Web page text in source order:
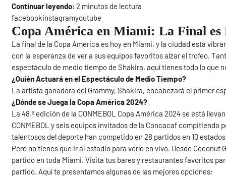
Continuar leyendo: 2 minutos de lectura
facebookinstagramyoutube
Copa América en Miami: La Final es
La final de la Copa América es hoy en Miami, y la ciudad está
con la esperanza de ver a sus equipos favoritos alzar el trofeo.
espectáculo de medio tiempo de Shakira, aquí tienes todo lo que
¿Quién Actuará en el Espectáculo de Medio Tiempo?
La artista ganadora del Grammy, Shakira, encabezará el primer
¿Dónde se Juega la Copa América 2024?
La 48.ª edición de la CONMEBOL Copa América 2024 se está
CONMEBOL y seis equipos invitados de la Concacaf compitiendo
talentosos del deporte han competido en 28 partidos en 10
Pero no tienes que ir al estadio para verlo en vivo. Desde
partido en toda Miami. Visita tus bares y restaurantes favoritos
partido. Aquí te presentamos algunas de las mejores opciones: